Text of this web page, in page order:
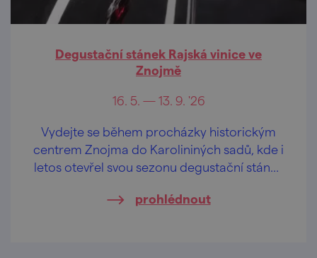
Degustační stánek Rajská vinice ve
Znojmě
16. 5. — 13. 9. '26
Vydejte se během procházky historickým
centrem Znojma do Karolininých sadů, kde i
letos otevřel svou sezonu degustační stánek
LAHOFER.
prohlédnout